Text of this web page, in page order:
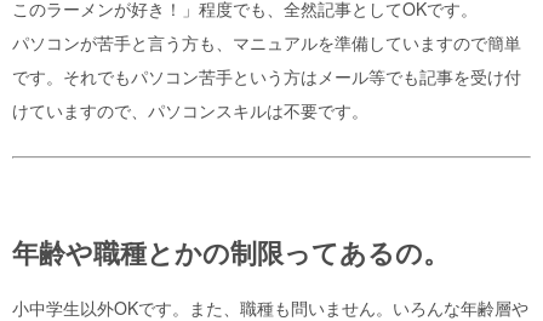
このラーメンが好き！」程度でも、全然記事としてOKです。
パソコンが苦手と言う方も、マニュアルを準備していますので簡単
です。それでもパソコン苦手という方はメール等でも記事を受け付
けていますので、パソコンスキルは不要です。
年齢や職種とかの制限ってあるの。
小中学生以外OKです。また、職種も問いません。いろんな年齢層や